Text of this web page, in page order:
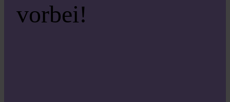
vorbei!